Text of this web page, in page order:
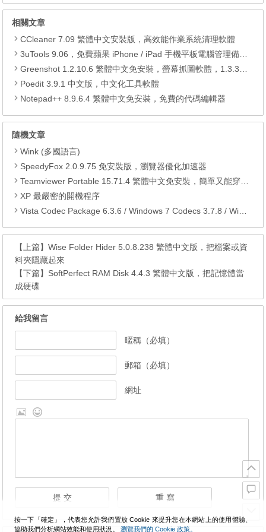
相關文章
CCleaner 7.09 繁體中文安裝版，高效能作業系統清理軟體
3uTools 9.06，免費蘋果 iPhone / iPad 手機平板電腦管理備份還原軟體
Greenshot 1.2.10.6 繁體中文免安裝，螢幕抓圖軟體，1.3.315 安裝版
Poedit 3.9.1 中文版，中文化工具軟體
Notepad++ 8.9.6.4 繁體中文免安裝，免費的代碼編輯器
隨機文章
Wink (多國語言)
SpeedyFox 2.0.9.75 免安裝版，瀏覽器優化加速器
Teamviewer Portable 15.71.4 繁體中文免安裝，簡單又能穿越防火牆的遠端遙控軟體
XP 最嚴密的開機程序
Vista Codec Package 6.3.6 / Windows 7 Codecs 3.7.8 / Windows 8 Codecs 1.2.0 / x64Components 3.7.8 中文版
【上篇】Wise Folder Hider 5.0.8.238 繁體中文版，把檔案或資
料夾隱藏起來
【下篇】 SoftPerfect RAM Disk 4.4.3 繁體中文版，把記憶體當
成硬碟
給我留言
暱稱（必填）
郵箱（必填）
網址
按一下「確定」，代表您允許我們置放 Cookie 來提升您在本網站上的使用體驗、
協助我們分析網站效能和使用狀況。 瀏覽我們的 Cookie 政策。